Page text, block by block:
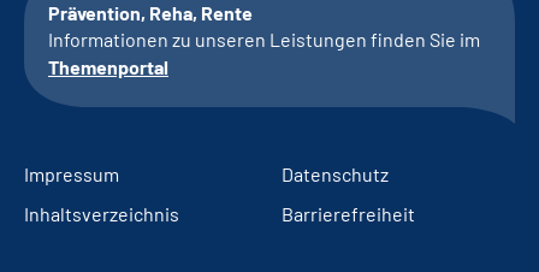
Prävention, Reha, Rente
Informationen zu unseren Leistungen finden Sie im
Themenportal
Impressum
Datenschutz
Inhaltsverzeichnis
Barrierefreiheit